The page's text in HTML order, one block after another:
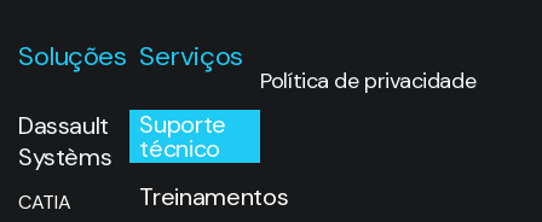
Soluções
Dassault
Systèms
CATIA
Serviços
Suporte
técnico
Treinamentos
Política de privacidade